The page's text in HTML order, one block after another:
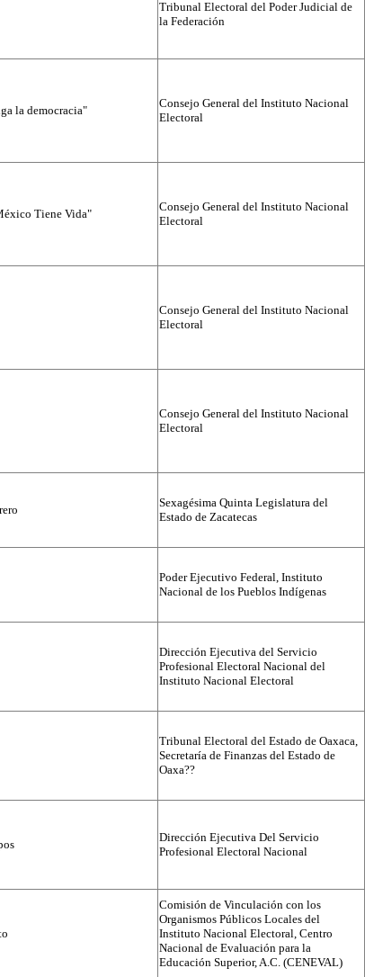
Tribunal Electoral del Poder Judicial de
la Federación
la democracia"
Consejo General del Instituto Nacional
Electoral
Tiene Vida"
Consejo General del Instituto Nacional
Electoral
Consejo General del Instituto Nacional
Electoral
Consejo General del Instituto Nacional
Electoral
Sexagésima Quinta Legislatura del
Estado de Zacatecas
Poder Ejecutivo Federal, Instituto
Nacional de los Pueblos Indígenas
Dirección Ejecutiva del Servicio
Profesional Electoral Nacional del
Instituto Nacional Electoral
Tribunal Electoral del Estado de Oaxaca,
Secretaría de Finanzas del Estado de
Oaxa??
Dirección Ejecutiva Del Servicio
Profesional Electoral Nacional
Comisión de Vinculación con los
Organismos Públicos Locales del
Instituto Nacional Electoral, Centro
Nacional de Evaluación para la
Educación Superior, A.C. (CENEVAL)